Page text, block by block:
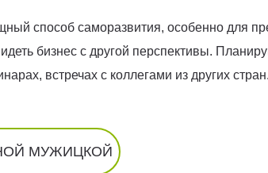
способ саморазвития, особенно для
бизнес с другой перспективы.
встречах с коллегами из других стран.
МУЖИЦКОЙ